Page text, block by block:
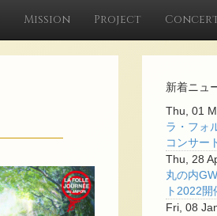
Mission Project
新着ニュ
Thu, 01
ラ・フォ
コンサー
Thu, 28
丸の内
ト2022
Fri, 08